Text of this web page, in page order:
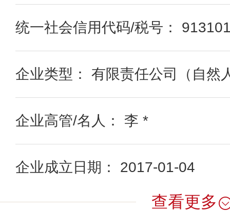
统一社会信用代码/税号：
企业类型： 有限责任公司（自然
企业高管/名人： 李 *
企业成立日期： 2017-01-04
查看更多